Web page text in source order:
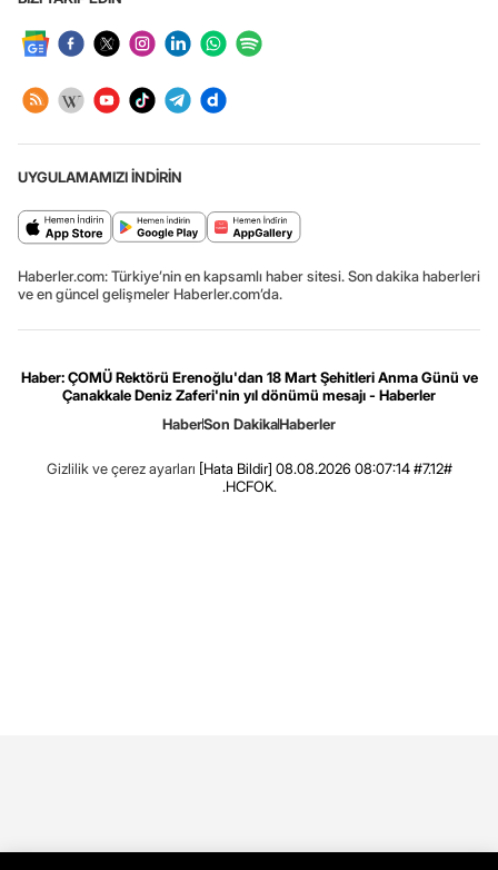
UYGULAMAMIZI İNDİRİN
Haberler.com: Türkiye’nin en kapsamlı haber sitesi. Son dakika haberleri
ve en güncel gelişmeler Haberler.com’da.
Haber: ÇOMÜ Rektörü Erenoğlu'dan 18 Mart Şehitleri Anma Günü ve
Çanakkale Deniz Zaferi'nin yıl dönümü mesajı - Haberler
HaberSon DakikaHaberler
Gizlilik ve çerez ayarları [Hata Bildir] 08.08.2026 08:07:14 #7.12#
.HCFOK.